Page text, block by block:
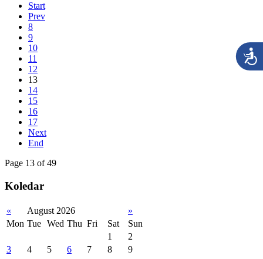
Start
Prev
8
9
10
11
12
13
14
15
16
17
Next
End
Page 13 of 49
Koledar
« August 2026
»
Mon Tue Wed Thu Fri Sat
Sun
1
2
3
4 5 6 7 8
9